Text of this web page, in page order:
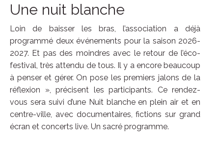
Une nuit blanche
Loin de baisser les bras, l’association a déjà
programmé deux événements pour la saison 2026-
2027. Et pas des moindres avec le retour de l’éco-
festival, très attendu de tous. Il y a encore beaucoup
à penser et gérer. On pose les premiers jalons de la
réflexion », précisent les participants. Ce rendez-
vous sera suivi d’une Nuit blanche en plein air et en
centre-ville, avec documentaires, fictions sur grand
écran et concerts live. Un sacré programme.